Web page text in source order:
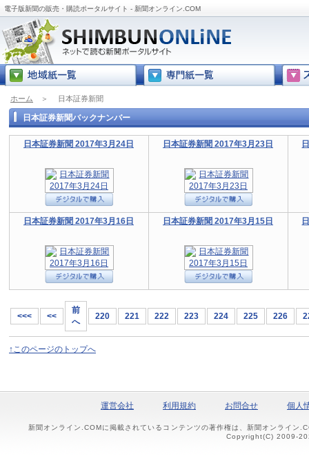
電子版新聞の販売・購読ポータルサイト - 新聞オンライン.COM
ホーム ＞ 日本証券新聞
日本証券新聞バックナンバー
日本証券新聞 2017年3月24日 日本証券新聞 2017年3月23日
日本証券新聞 2017年3月16日 日本証券新聞 2017年3月15日
<<< <<
前
へ
220 221 222 223 224 225 226
↑このページのトップへ
運営会社 利用規約 お問合せ 個人
新聞オンライン.COMに掲載されているコンテンツの著作権は、新聞オンライン
Copyright(C) 2009-